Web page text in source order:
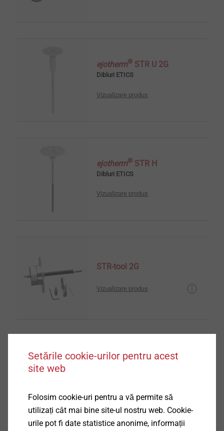
ejotherm® STR U 2G
Dibluri ETICS
Vizualizare produs
ejotherm® STR H
Dibluri ETICS
Vizualizare produs
STR-tool 2G
Vizualizare produs
H1 eco
Setările cookie-urilor pentru acest
site web
Folosim cookie-uri pentru a vă permite să
utilizați cât mai bine site-ul nostru web. Cookie-
urile pot fi date statistice anonime, informații